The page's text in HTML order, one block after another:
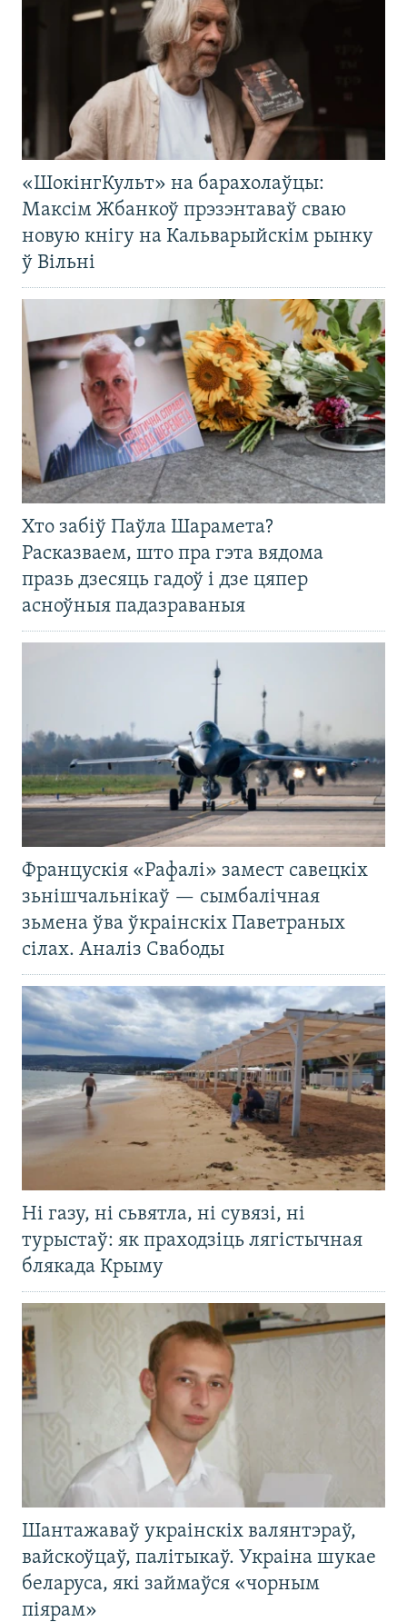
«ШокінгКульт» на барахолаўцы:
Максім Жбанкоў прэзэнтаваў сваю
новую кнігу на Кальварыйскім рынку
ў Вільні
Хто забіў Паўла Шарамета?
Расказваем, што пра гэта вядома
празь дзесяць гадоў і дзе цяпер
асноўныя падазраваныя
Францускія «Рафалі» замест савецкіх
зьнішчальнікаў — сымбалічная
зьмена ўва ўкраінскіх Паветраных
сілах. Аналіз Свабоды
Ні газу, ні сьвятла, ні сувязі, ні
турыстаў: як праходзіць лягістычная
блякада Крыму
Шантажаваў украінскіх валянтэраў,
вайскоўцаў, палітыкаў. Украіна шукае
беларуса, які займаўся «чорным
піярам»